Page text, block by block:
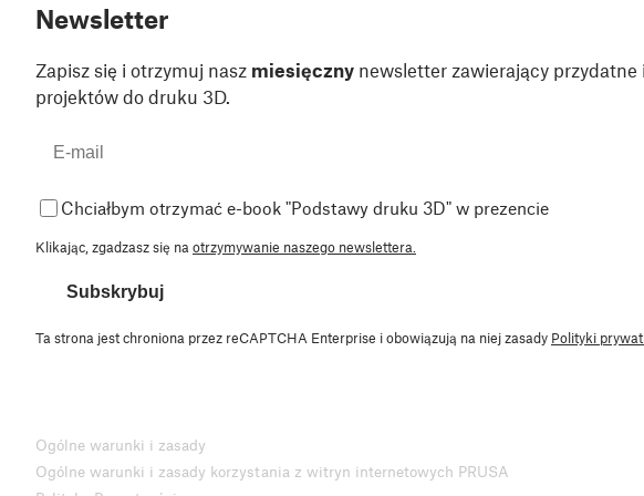
Newsletter
Zapisz się i otrzymuj nasz miesięczny newsletter zawierający
projektów do druku 3D.
Chciałbym otrzymać e-book "Podstawy druku 3D" w prezencie
Klikając, zgadzasz się na otrzymywanie naszego newslettera.
Subskrybuj
Ta strona jest chroniona przez reCAPTCHA Enterprise i obowiązują na niej zasady Polityki
Ogólne warunki i zasady
Ogólne warunki i zasady korzystania z witryn internetowych PRUSA